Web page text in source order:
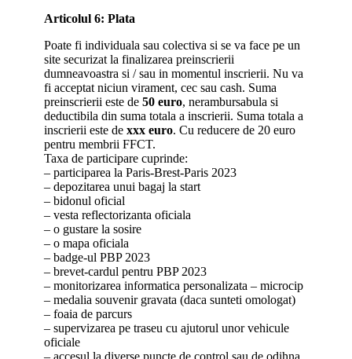
Articolul 6: Plata
Poate fi individuala sau colectiva si se va face pe un
site securizat la finalizarea preinscrierii
dumneavoastra si / sau in momentul inscrierii. Nu va
fi acceptat niciun virament, cec sau cash. Suma
preinscrierii este de 50 euro, nerambursabula si
deductibila din suma totala a inscrierii. Suma totala a
inscrierii este de xxx euro. Cu reducere de 20 euro
pentru membrii FFCT.
Taxa de participare cuprinde:
– participarea la Paris-Brest-Paris 2023
– depozitarea unui bagaj la start
– bidonul oficial
– vesta reflectorizanta oficiala
– o gustare la sosire
– o mapa oficiala
– badge-ul PBP 2023
– brevet-cardul pentru PBP 2023
– monitorizarea informatica personalizata – microcip
– medalia souvenir gravata (daca sunteti omologat)
– foaia de parcurs
– supervizarea pe traseu cu ajutorul unor vehicule
oficiale